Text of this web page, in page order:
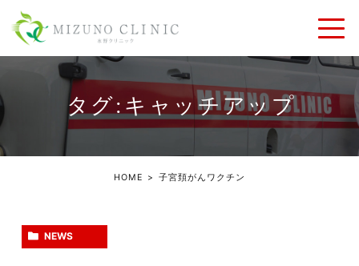
タグ:キャッチアップ
HOME 子宮頚がんワクチン
NEWS